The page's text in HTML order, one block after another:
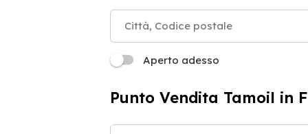
Aperto adesso
Punto Vendita Tamoil in